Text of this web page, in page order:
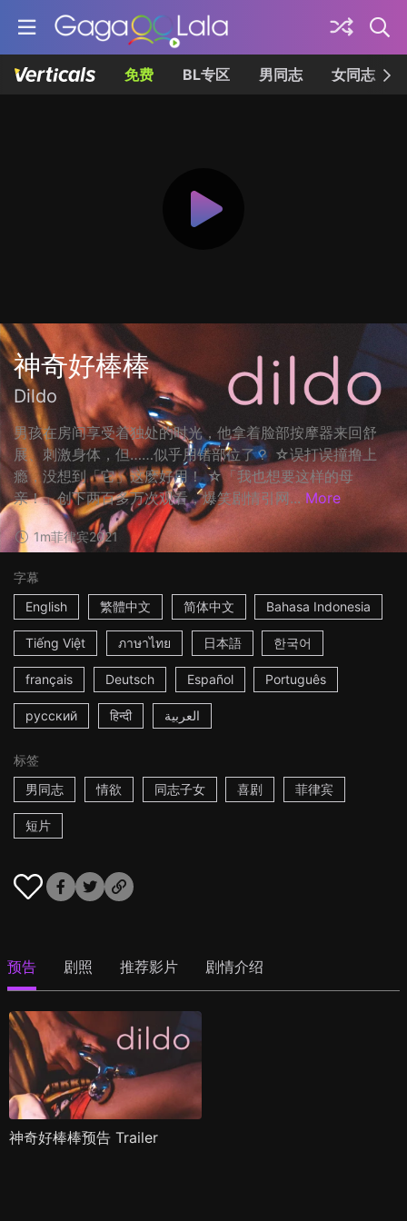
免费 BL专区 男同志 女同志
神奇好棒棒
Dildo
男孩在房间享受着独处的时光，他拿着脸部按摩器来回舒
展、刺激身体，但……似乎用错部位了？ ☆误打误撞撸上
瘾，没想到「它」这麽好用！ ☆「我也想要这样的母
亲！」创下两百多万次观看，爆笑剧情引网... More
1m菲律宾2021
字幕
English
繁體中文 简体中文 Bahasa Indonesia
Tiếng Việt ภาษาไทย 日本語 한국어
français Deutsch Español Português
русский हिन्दी العربية
标签
男同志
情欲 同志子女 喜剧 菲律宾
短片
预告 剧照 推荐影片 剧情介绍
神奇好棒棒预告 Trailer